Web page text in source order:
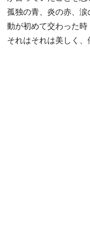
孤独の青、炎の赤、
動が初めて交わった時
それはそれは美しく、